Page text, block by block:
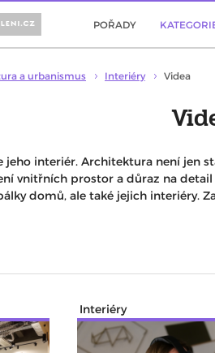
POŘADY
a urbanismus Interiéry Videa
interiér. Architektura není jen
vnitřních prostor a důraz na
domů, ale také jejich interiéry.
Interiéry